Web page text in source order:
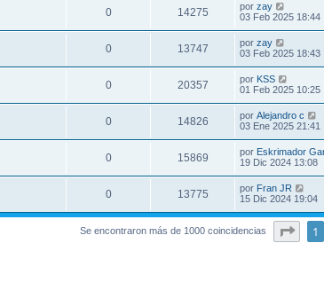
0 14275 por zay
03 Feb 2025 18:44
0 13747 por zay
03 Feb 2025 18:43
0 20357 por KSS
01 Feb 2025 10:25
0 14826 por Alejandro c
03 Ene 2025 21:41
0 15869 por Eskrimador
19 Dic 2024 13:08
0 13775 por Fran JR
15 Dic 2024 19:04
Se encontraron más de 1000 coincidencias 1